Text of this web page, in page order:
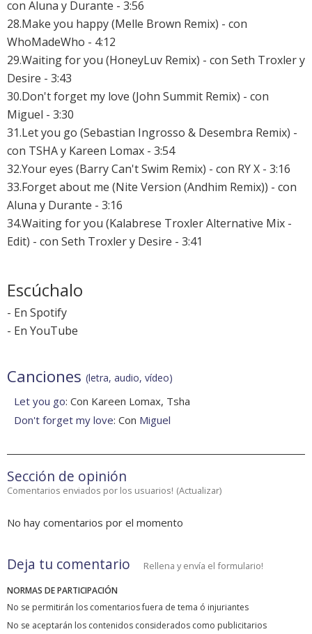
con Aluna y Durante - 3:56
28.Make you happy (Melle Brown Remix) - con
WhoMadeWho - 4:12
29.Waiting for you (HoneyLuv Remix) - con Seth Troxler y
Desire - 3:43
30.Don't forget my love (John Summit Remix) - con
Miguel - 3:30
31.Let you go (Sebastian Ingrosso & Desembra Remix) -
con TSHA y Kareen Lomax - 3:54
32.Your eyes (Barry Can't Swim Remix) - con RY X - 3:16
33.Forget about me (Nite Version (Andhim Remix)) - con
Aluna y Durante - 3:16
34.Waiting for you (Kalabrese Troxler Alternative Mix -
Edit) - con Seth Troxler y Desire - 3:41
Escúchalo
- En Spotify
- En YouTube
Canciones (letra, audio, vídeo)
Let you go: Con Kareen Lomax, Tsha
Don't forget my love: Con Miguel
Sección de opinión
Comentarios enviados por los usuarios! (Actualizar)
No hay comentarios por el momento
Deja tu comentario Rellena y envía el formulario!
NORMAS DE PARTICIPACIÓN
No se permitirán los comentarios fuera de tema ó injuriantes
No se aceptarán los contenidos considerados como publicitarios